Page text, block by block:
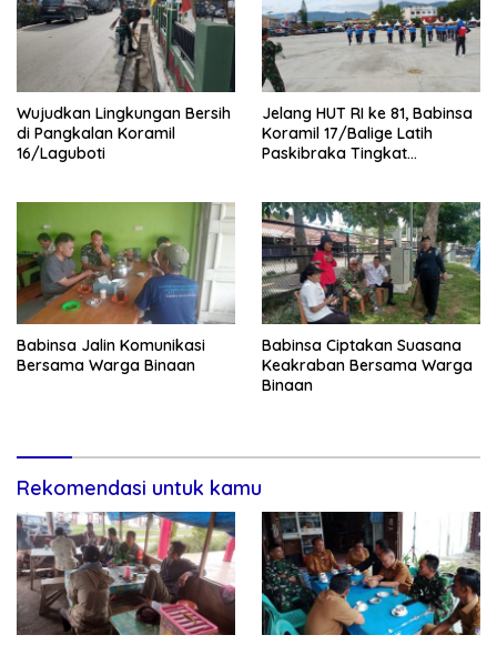
Wujudkan Lingkungan Bersih
di Pangkalan Koramil
16/Laguboti
Jelang HUT RI ke 81, Babinsa
Koramil 17/Balige Latih
Paskibraka Tingkat
Babinsa Jalin Komunikasi
Bersama Warga Binaan
Babinsa Ciptakan Suasana
Keakraban Bersama Warga
Binaan
Rekomendasi untuk kamu